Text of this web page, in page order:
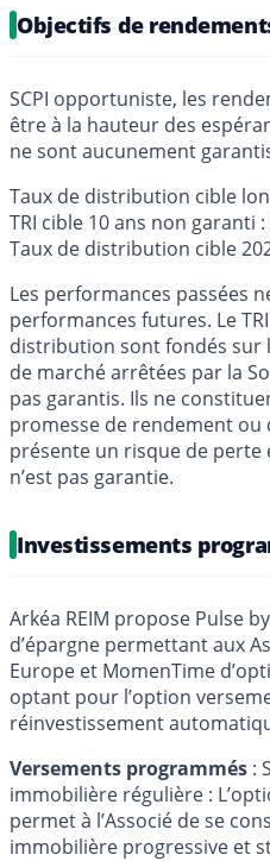
Objectifs de
SCPI opportuniste, les
être à la hauteur des
ne sont aucunement
Taux de distribution cible
TRI cible 10 ans non garanti :
Taux de distribution cible
Les performances passées
performances futures. Le
distribution sont fondés sur
de marché arrêtées par la
pas garantis. Ils ne
promesse de rendement
présente un risque de perte
n’est pas garantie.
Investissements
Arkéa REIM propose Pulse
d’épargne permettant aux
Europe et MomenTime
optant pour l’option
réinvestissement
Versements programmés :
immobilière régulière :
permet à l’Associé de se
immobilière progressive et